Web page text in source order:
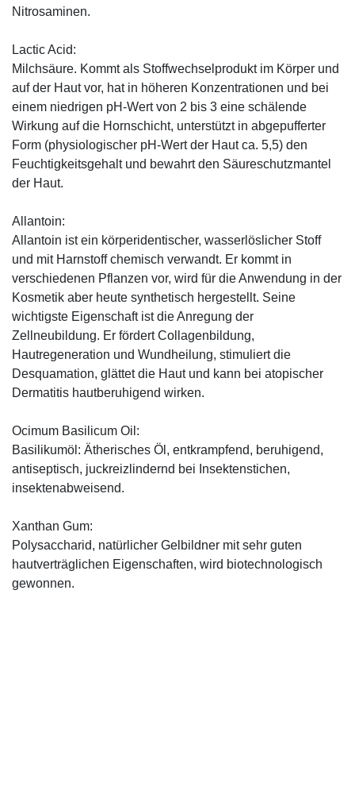
Nitrosaminen.
Lactic Acid:
Milchsäure. Kommt als Stoffwechselprodukt im Körper und
auf der Haut vor, hat in höheren Konzentrationen und bei
einem niedrigen pH-Wert von 2 bis 3 eine schälende
Wirkung auf die Hornschicht, unterstützt in abgepufferter
Form (physiologischer pH-Wert der Haut ca. 5,5) den
Feuchtigkeitsgehalt und bewahrt den Säureschutzmantel
der Haut.
Allantoin:
Allantoin ist ein körperidentischer, wasserlöslicher Stoff
und mit Harnstoff chemisch verwandt. Er kommt in
verschiedenen Pflanzen vor, wird für die Anwendung in der
Kosmetik aber heute synthetisch hergestellt. Seine
wichtigste Eigenschaft ist die Anregung der
Zellneubildung. Er fördert Collagenbildung,
Hautregeneration und Wundheilung, stimuliert die
Desquamation, glättet die Haut und kann bei atopischer
Dermatitis hautberuhigend wirken.
Ocimum Basilicum Oil:
Basilikumöl: Ätherisches Öl, entkrampfend, beruhigend,
antiseptisch, juckreizlindernd bei Insektenstichen,
insektenabweisend.
Xanthan Gum:
Polysaccharid, natürlicher Gelbildner mit sehr guten
hautverträglichen Eigenschaften, wird biotechnologisch
gewonnen.